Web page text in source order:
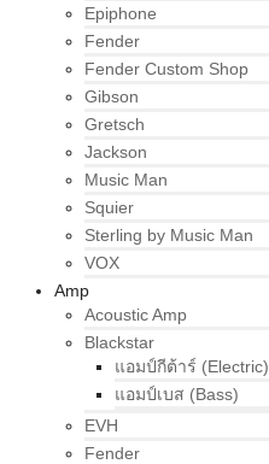
Epiphone
Fender
Fender Custom Shop
Gibson
Gretsch
Jackson
Music Man
Squier
Sterling by Music Man
VOX
Amp
Acoustic Amp
Blackstar
แอมป์กีต้าร์ (Electric)
แอมป์เบส (Bass)
EVH
Fender